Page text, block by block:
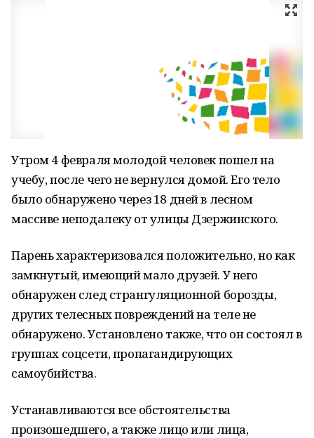
Утром 4 февраля молодой человек пошел на
учебу, после чего не вернулся домой. Его тело
было обнаружено через 18 дней в лесном
массиве неподалеку от улицы Дзержинского.
Парень характеризовался положительно, но как
замкнутый, имеющий мало друзей. У него
обнаружен след странгуляционной борозды,
других телесных повреждений на теле не
обнаружено. Установлено также, что он состоял в
группах соцсети, пропагандирующих
самоубийства.
Устанавливаются все обстоятельства
произошедшего, а также лицо или лица,